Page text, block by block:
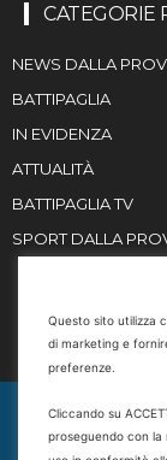
CATEGORIE
NEWS DALLA
BATTIPAGLIA
IN EVIDENZA
ATTUALITÀ
BATTIPAGLIA TV
SPORT DALLA
Email
Questo sito utilizza
di marketing e
preferenze.
Cliccando su
proseguendo con la